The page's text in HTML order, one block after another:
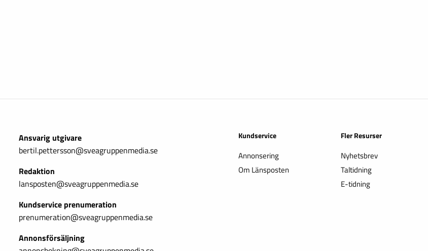
Ansvarig utgivare
bertil.pettersson@sveagruppenmedia.se
Redaktion
lansposten@sveagruppenmedia.se
Kundservice prenumeration
prenumeration@sveagruppenmedia.se
Annonsförsäljning
Kundservice
Annonsering
Om Länsposten
Fler Resurser
Nyhetsbrev
Taltidning
E-tidning